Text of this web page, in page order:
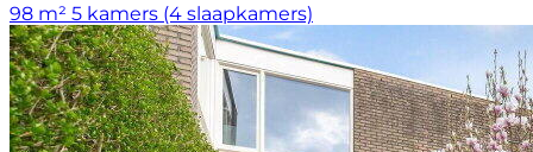
98 m² 5 kamers (4 slaapkamers)